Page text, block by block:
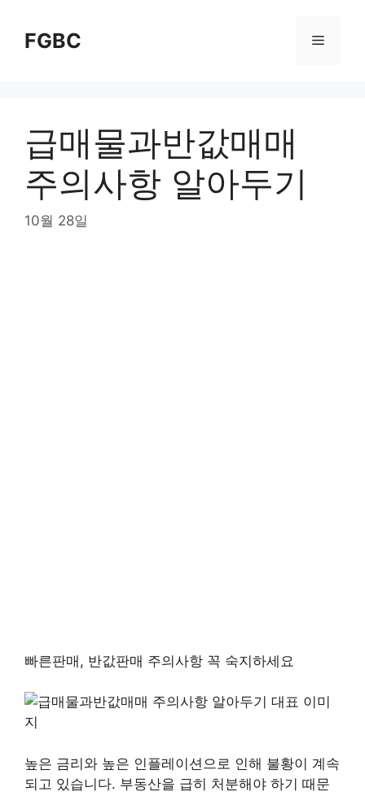
contentFGBC Menu
급매물과반값매매
주의사항 알아두기
10월 28일
빠른판매, 반값판매 주의사항 꼭 숙지하세요
높은 금리와 높은 인플레이션으로 인해 불황이 계속
되고 있습니다. 부동산을 급히 처분해야 하기 때문